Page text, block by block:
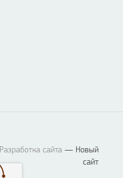
Разработка сайта — Новый
сайт